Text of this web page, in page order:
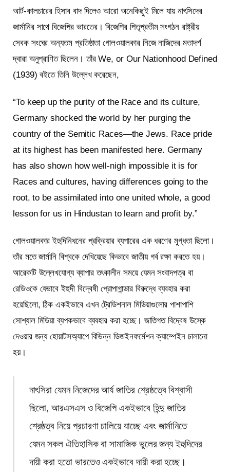
আর্ট-কালচারের হিসাব বাদ দিলেও আরো অনেকিছুই মিলে যায় নাৎসিদের
জার্মানির সাথে বিজেপির ভারতের। বিজেপির পিতৃপ্রতীম সংগঠন রাষ্ট্রীয়
সেবক সংঘের অন্যতম প্রতিষ্ঠাতা গোলওয়ালকার নিজে নাজিদের মতাদর্শ
দ্বারা অনুপ্রাণিত ছিলেন। তাঁর We, or Our Nationhood Defined
(1939) বইতে তিনি উল্লেখ করেছেন,
“To keep up the purity of the Race and its culture,
Germany shocked the world by her purging the
country of the Semitic Races—the Jews. Race pride
at its highest has been manifested here. Germany
has also shown how well-nigh impossible it is for
Races and cultures, having differences going to the
root, to be assimilated into one united whole, a good
lesson for us in Hindustan to learn and profit by.”
গোলওয়ালকার ইহুদিনিধনের প্রক্রিয়ার ব্যপারের এক ধরণের মুগ্ধতা ছিলো।
তাঁর মতে জার্মানি বিশ্বকে দেখিয়েছে কিভাবে জাতীয় গর্ব রক্ষা করতে হয়।
আরেকটি উল্লেখযোগ্য ব্যাপার তৎকালীন সময়ে যেমন সংবাদপত্র বা
রেডিওকে যেভাবে ইহুদী বিদ্বেষী প্রোপাগান্ডার বিরুদ্ধে ব্যবহার করা
হয়েছিলো, ঠিক একইভাবে এখন ট্রেডিশনাল মিডিয়াগুলোর পাশাপাশি
সোশ্যাল মিডিয়া ব্যপকভাবে ব্যবহার করা হচ্ছে। জাতিগত বিদ্বেষ উস্কে
দেওয়ার জন্য হোয়াটসঅ্যাপে বিভিন্ন ডিজইনফর্মেশন ক্যাম্পেইন চালানো
হয়।
নাৎসিরা যেমন নিজেদের আর্য জাতির শ্রেষ্ঠত্বে বিশ্বাসী
ছিলো, আরএসএস ও বিজেপি একইভাবে হিন্দু জাতির
শ্রেষ্ঠত্ব নিয়ে প্রচারণা চালিয়ে যাচ্ছে এবং জার্মানিতে
যেমন সকল ঐতিহাসিক বা সামাজিক ভুলের জন্য ইহুদিদের
দায়ী করা হতো ভারতেও একইভাবে দায়ী করা হচ্ছে।